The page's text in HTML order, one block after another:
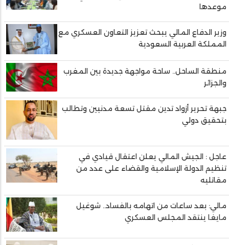
موعدها
وزير الدفاع المالي يبحث تعزيز التعاون العسكري مع
المملكة العربية السعودية
منطقة الساحل.. ساحة مواجهة جديدة بين المغرب
والجزائر
جبهة تحرير أزواد تدين مقتل تسعة مدنيين وتطالب
بتحقيق دولي
عاجل : الجيش المالي يعلن اعتقال قيادي في
تنظيم الدولة الإسلامية والقضاء على عدد من
مقاتليه
مالي: بعد ساعات من اتهامه بالفساد.. شوغيل
مايغا ينتقد المجلس العسكري